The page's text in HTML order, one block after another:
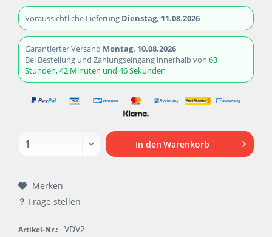
Voraussichtliche Lieferung Dienstag, 11.08.2026
Garantierter Versand Montag, 10.08.2026
Bei Bestellung und Zahlungseingang innerhalb von 63
Stunden, 42 Minuten und 46 Sekunden
In den Warenkorb
Merken
Frage stellen
Artikel-Nr.: VDV2